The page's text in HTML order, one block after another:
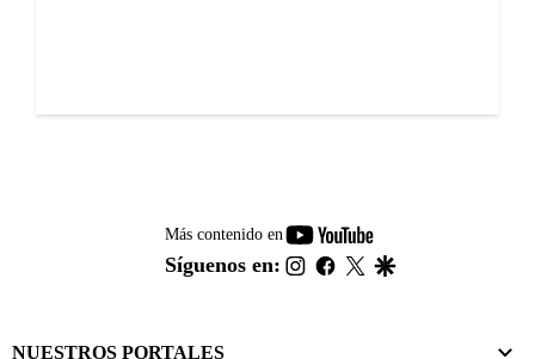
Más contenido en
youtube-
footer
Síguenos en: instagram
facebook
twitter
NUESTROS PORTALES